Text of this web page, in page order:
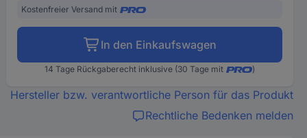
Kostenfreier Versand mit
In den Einkaufswagen
14 Tage Rückgaberecht inklusive (30 Tage mit )
Hersteller bzw. verantwortliche Person für das Produkt
Rechtliche Bedenken melden